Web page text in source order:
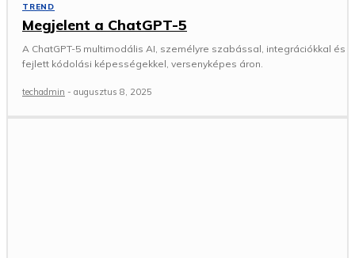
TREND
Megjelent a ChatGPT-5
A ChatGPT-5 multimodális AI, személyre szabással, integrációkkal és
fejlett kódolási képességekkel, versenyképes áron.
techadmin - augusztus 8, 2025